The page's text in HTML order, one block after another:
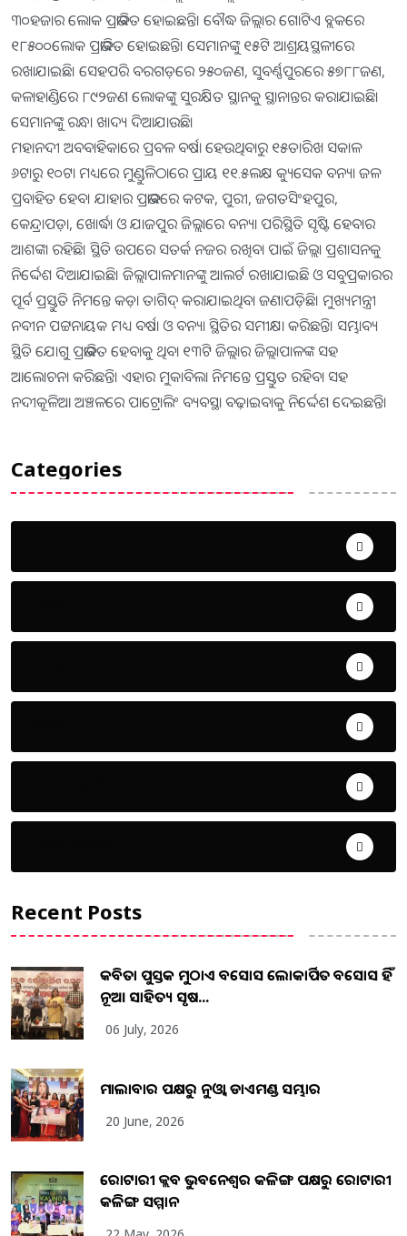
୩୦ହଜାର ଲୋକ ପ୍ରଭାବିତ ହୋଇଛନ୍ତି। ବୌଦ୍ଧ ଜିଲ୍ଲାର ଗୋଟିଏ ବ୍ଲକରେ
୧୮୫୦୦ଲୋକ ପ୍ରଭାବିତ ହୋଇଛନ୍ତି। ସେମାନଙ୍କୁ ୧୫ଟି ଆଶ୍ରୟସ୍ଥଳୀରେ
ରଖାଯାଇଛି। ସେହପରି ବରଗଡ଼ରେ ୨୫୦ଜଣ, ସୁବର୍ଣ୍ଣପୁରରେ ୫୭୮୮ଜଣ,
କଳାହାଣ୍ଡିରେ ୮୯୨ଜଣ ଲୋକଙ୍କୁ ସୁରକ୍ଷିତ ସ୍ଥାନକୁ ସ୍ଥାନାନ୍ତର କରାଯାଇଛି।
ସେମାନଙ୍କୁ ରନ୍ଧା ଖାଦ୍ୟ ଦିଆଯାଉଛି।
ମହାନଦୀ ଅବବାହିକାରେ ପ୍ରବଳ ବର୍ଷା ହେଉଥିବାରୁ ୧୫ତାରିଖ ସକାଳ
୬ଟାରୁ ୧୦ଟା ମଧ୍ୟରେ ମୁଣ୍ଡୁଳିଠାରେ ପ୍ରାୟ ୧୧.୫ଲକ୍ଷ କ୍ୟୁସେକ ବନ୍ୟା ଜଳ
ପ୍ରବାହିତ ହେବ। ଯାହାର ପ୍ରଭାବରେ କଟକ, ପୁରୀ, ଜଗତସିଂହପୁର,
କେନ୍ଦ୍ରାପଡ଼ା, ଖୋର୍ଦ୍ଧା ଓ ଯାଜପୁର ଜିଲ୍ଲାରେ ବନ୍ୟା ପରିସ୍ଥିତି ସୃଷ୍ଟି ହେବାର
ଆଶଙ୍କା ରହିଛି। ସ୍ଥିତି ଉପରେ ସତର୍କ ନଜର ରଖିବା ପାଇଁ ଜିଲ୍ଲା ପ୍ରଶାସନକୁ
ନିର୍ଦ୍ଦେଶ ଦିଆଯାଇଛି। ଜିଲ୍ଲାପାଳମାନଙ୍କୁ ଆଲର୍ଟ ରଖାଯାଇଛି ଓ ସବୁପ୍ରକାରର
ପୂର୍ବ ପ୍ରସ୍ତୁତି ନିମନ୍ତେ କଡ଼ା ତାଗିଦ୍ କରାଯାଇଥିବା ଜଣାପଡ଼ିଛି। ମୁଖ୍ୟମନ୍ତ୍ରୀ
ନବୀନ ପଟ୍ଟନାୟକ ମଧ୍ୟ ବର୍ଷା ଓ ବନ୍ୟା ସ୍ଥିତିର ସମୀକ୍ଷା କରିଛନ୍ତି। ସମ୍ଭାବ୍ୟ
ସ୍ଥିତି ଯୋଗୁ ପ୍ରଭାବିତ ହେବାକୁ ଥିବା ୧୩ଟି ଜିଲ୍ଲାର ଜିଲ୍ଲାପାଳଙ୍କ ସହ
ଆଲୋଚନା କରିଛନ୍ତି। ଏହାର ମୁକାବିଲା ନିମନ୍ତେ ପ୍ରସ୍ତୁତ ରହିବା ସହ
ନଦୀକୂଳିଆ ଅଞ୍ଚଳରେ ପାଟ୍ରୋଲିଂ ବ୍ୟବସ୍ଥା ବଢ଼ାଇବାକୁ ନିର୍ଦ୍ଦେଶ ଦେଇଛନ୍ତି।
Categories
Recent Posts
କବିତା ପୁସ୍ତକ ମୁଠାଏ ଅବସୋସ ଲୋକାର୍ପିତ ଅବସୋସ ହିଁ
ନୂଆ ସାହିତ୍ୟ ସୃଷ...
06 July, 2026
ମାଲାବାର ପକ୍ଷରୁ ନୁଓ୍ବା ଡାଏମଣ୍ଡ ସମ୍ଭାର
20 June, 2026
ରୋଟାରୀ କ୍ଲବ ଭୁବନେଶ୍ୱର କଳିଙ୍ଗ ପକ୍ଷରୁ ରୋଟାରୀ
କଳିଙ୍ଗ ସମ୍ମାନ